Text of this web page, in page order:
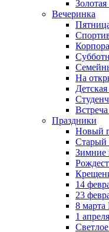
Золотая
Вечеринка
На
Праздники
Новый
Старый
Зимние
14
23
8
1